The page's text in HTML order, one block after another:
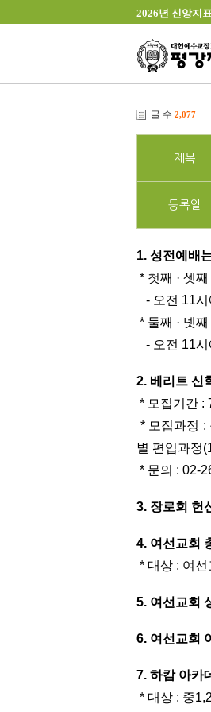
2026년 신앙지
글 수 2,077
제목
등록일
1. 성전예배
* 첫째 · 셋
- 오전 11시
* 둘째 · 넷
- 오전 11시
2. 베리트 신
* 모집기간 :
* 모집과정 :
별 편입과정
* 문의 : 02-
3. 장로회 헌
4. 여선교회
* 대상 : 여
5. 여선교회
6. 여선교회
7. 하캄 아카
* 대상 : 중